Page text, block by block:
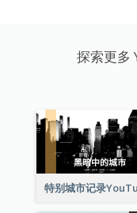
探索更多